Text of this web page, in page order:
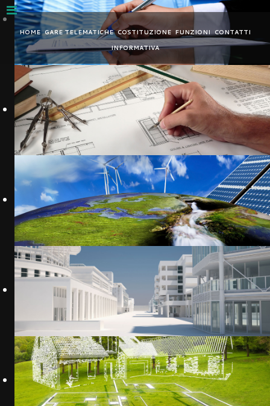
Nota:
questo
sito
Web
include
sistema
accessibilità.
HOME GARE TELEMATICHE COSTITUZIONE FUNZIONI CONTATTI
INFORMATIVA